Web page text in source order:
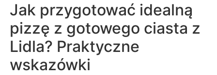
Jak przygotować idealną
pizzę z gotowego ciasta z
Lidla? Praktyczne
wskazówki